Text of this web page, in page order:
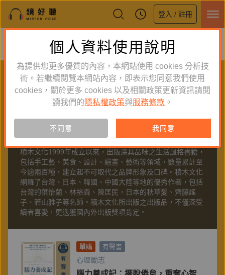
登入 / 註冊
鏡好聽全新APP上線
體驗全面升級，即刻下載
PUBLISHER
積木文化
積木文化1999年成立以來，出版深具品味之生活風格書籍，
包括手工藝、美食、設計、繪畫、藝術等領域，數量累計至
今逾兩百種，建立起不可取代之品牌形象及口碑。積木文化
網羅了台灣、日本、韓國、中國大陸等地的優秀作者，包括
台灣的葉怡蘭、林裕森、陳匡民，日本的秋草愛、齊藤謠
子、若山雅子等名師。積木文化所出版之出版品，不僅深受
讀者喜愛，更迭獲國內外出版獎項肯定。
單購 有聲書
心理勵志
個人資料使用說明
為提供您更多優質的內容，本網站使用 cookies 分析技
術。若繼續閱覽本網站內容，即表示您同意我們使用
cookies，關於更多 cookies 以及相關政策更新資訊請閱
讀我們的 隱私權政策與服務條款 。
不同意 我同意